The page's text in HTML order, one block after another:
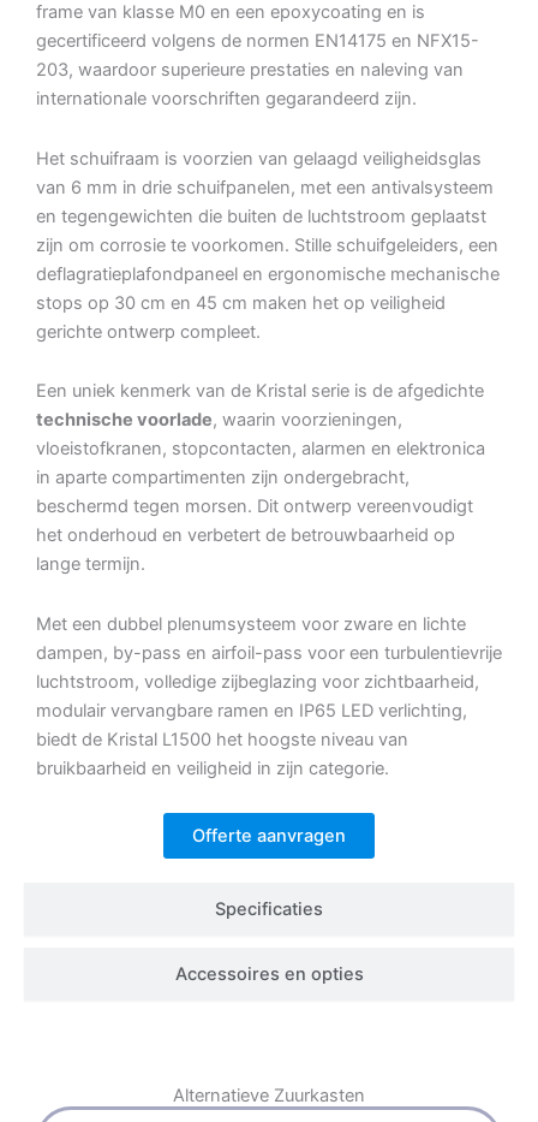
Specificaties
Accessoires en opties
frame van klasse M0 en een epoxycoating en is
gecertificeerd volgens de normen EN14175 en NFX15-
203, waardoor superieure prestaties en naleving van
internationale voorschriften gegarandeerd zijn.
Het schuifraam is voorzien van gelaagd veiligheidsglas
van 6 mm in drie schuifpanelen, met een antivalsysteem
en tegengewichten die buiten de luchtstroom geplaatst
zijn om corrosie te voorkomen. Stille schuifgeleiders, een
deflagratieplafondpaneel en ergonomische mechanische
stops op 30 cm en 45 cm maken het op veiligheid
gerichte ontwerp compleet.
Een uniek kenmerk van de Kristal serie is de afgedichte
technische voorlade, waarin voorzieningen,
vloeistofkranen, stopcontacten, alarmen en elektronica
in aparte compartimenten zijn ondergebracht,
beschermd tegen morsen. Dit ontwerp vereenvoudigt
het onderhoud en verbetert de betrouwbaarheid op
lange termijn.
Met een dubbel plenumsysteem voor zware en lichte
dampen, by-pass en airfoil-pass voor een turbulentievrije
luchtstroom, volledige zijbeglazing voor zichtbaarheid,
modulair vervangbare ramen en IP65 LED verlichting,
biedt de Kristal L1500 het hoogste niveau van
bruikbaarheid en veiligheid in zijn categorie.
Offerte aanvragen
Alternatieve Zuurkasten